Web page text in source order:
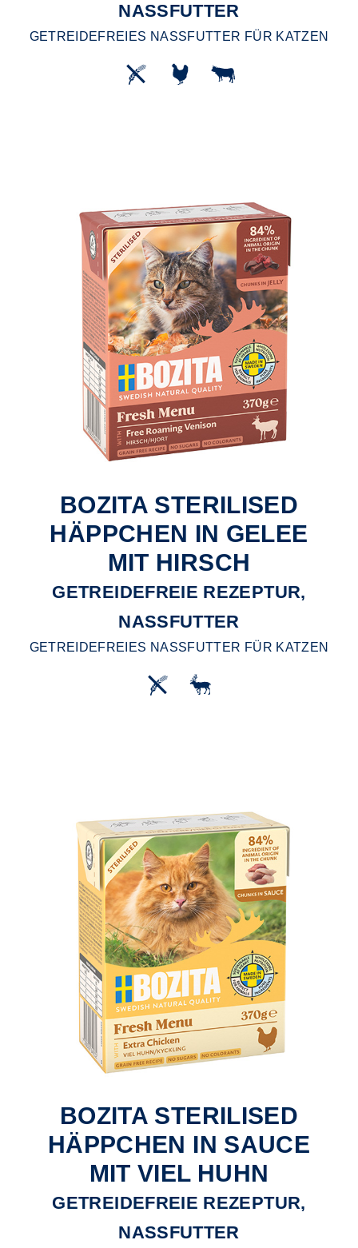
NASSFUTTER
GETREIDEFREIES NASSFUTTER FÜR KATZEN
BOZITA STERILISED
HÄPPCHEN IN GELEE
MIT HIRSCH
GETREIDEFREIE REZEPTUR,
NASSFUTTER
GETREIDEFREIES NASSFUTTER FÜR KATZEN
BOZITA STERILISED
HÄPPCHEN IN SAUCE
MIT VIEL HUHN
GETREIDEFREIE REZEPTUR,
NASSFUTTER